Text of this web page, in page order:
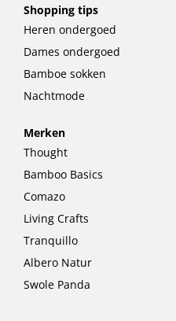
Shopping tips
Heren ondergoed
Dames ondergoed
Bamboe sokken
Nachtmode
Merken
Thought
Bamboo Basics
Comazo
Living Crafts
Tranquillo
Albero Natur
Swole Panda